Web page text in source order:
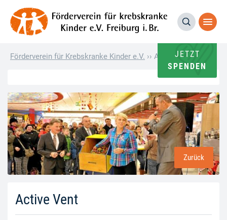
JETZT
SPENDEN
Förderverein für Krebskranke Kinder e.V. ›› Active Vent
Active Vent
Zurück